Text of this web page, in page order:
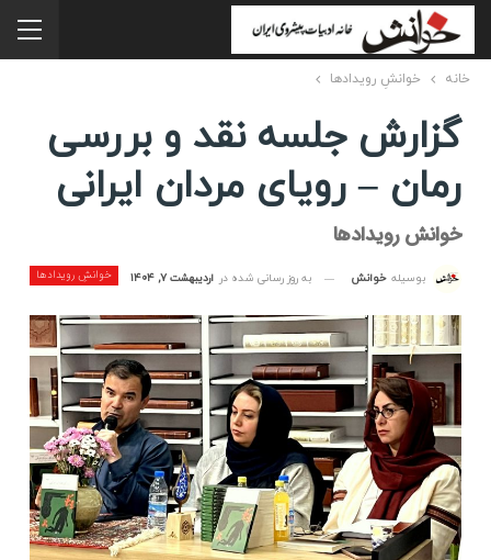
خانه خوانشِ رویدادها
گزارش جلسه نقد و بررسی
رمان – رویای مردان ایرانی
خوانش رویدادها
خوانشِ رویدادها بوسیله خوانش به روز رسانی شده در اردیبهشت ۷, ۱۴۰۴